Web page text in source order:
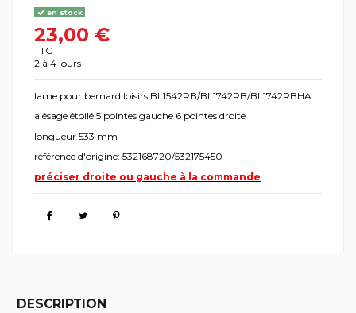
en stock
23,00 €
TTC
2 à 4 jours
lame pour bernard loisirs BL1542RB/BL1742RB/BL1742RBHA
alésage étoilé 5 pointes gauche 6 pointes droite
longueur 533 mm
référence d'origine: 532168720/532175450
préciser droite ou gauche à la commande
DESCRIPTION